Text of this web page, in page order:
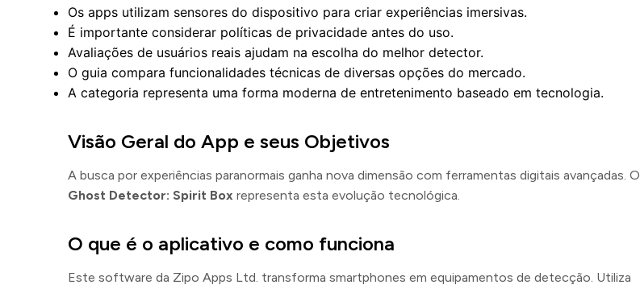
Os apps utilizam sensores do dispositivo para criar experiências imersivas.
É importante considerar políticas de privacidade antes do uso.
Avaliações de usuários reais ajudam na escolha do melhor detector.
O guia compara funcionalidades técnicas de diversas opções do mercado.
A categoria representa uma forma moderna de entretenimento baseado em tecnologia.
Visão Geral do App e seus Objetivos
A busca por experiências paranormais ganha nova dimensão com ferramentas digitais avançadas. O
Ghost Detector: Spirit Box representa esta evolução tecnológica.
O que é o aplicativo e como funciona
Este software da Zipo Apps Ltd. transforma smartphones em equipamentos de detecção. Utiliza